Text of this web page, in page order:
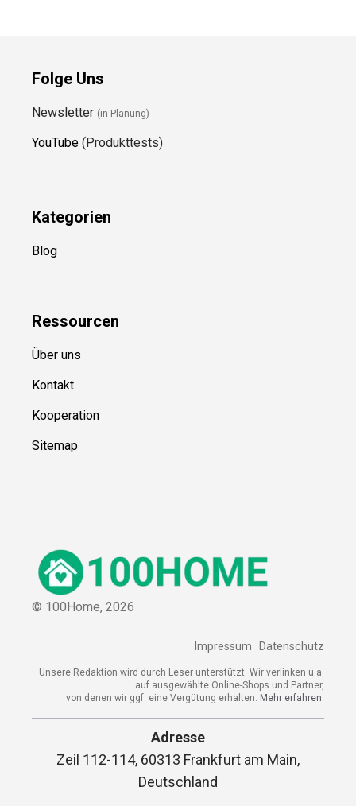
Folge Uns
Newsletter (in Planung)
YouTube (Produkttests)
Kategorien
Blog
Ressourcen
Über uns
Kontakt
Kooperation
Sitemap
© 100Home, 2026
Impressum Datenschutz
Unsere Redaktion wird durch Leser unterstützt. Wir verlinken u.a.
auf ausgewählte Online-Shops und Partner,
von denen wir ggf. eine Vergütung erhalten. Mehr erfahren.
Adresse
Zeil 112-114, 60313 Frankfurt am Main,
Deutschland